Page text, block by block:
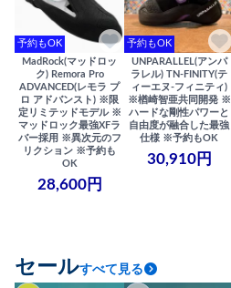
予約もOK
MadRock(マッドロッ
ク) Remora Pro
ADVANCED(レモラ プ
ロ アドバンスト) ※限
定リミテッドモデル ※
マッドロック最強XFラ
バー採用 ※異次元のフ
リクション ※予約も
OK
28,600円
予約もOK
UNPARALLEL(アンパ
ラレル) TN-FINITY(テ
ィーエヌ-フィニティ)
※楢崎智亜共同開発 ※
ハードな剛性パワーと
自由度が融合した最強
仕様 ※予約もOK
30,910円
セールすべて見る